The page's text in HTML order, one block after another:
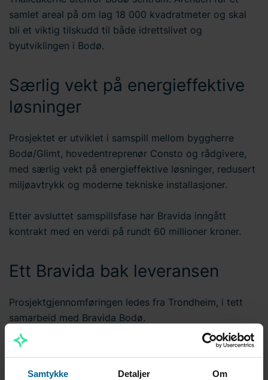
Samtykke Detaljer Om
samlet areal på om lag 18 000 kvadratmeter og skal
bli et viktig tilskudd til både idrettslivet og
byutviklingen i Bodø.
Særlig vekt på energieffektive
løsninger
Prosjektet er utviklet i samspill mellom byggherre
Bodø/Glimt, hovedentreprenør Consto og rådgivere,
med særlig vekt på energieffektive løsninger, redusert
miljøavtrykk og moderne tekniske installasjoner.
Etter avsluttet samspillsfase har Bravida inngått
kontrakt med en verdi på rundt 60 millioner kroner.
Ett Bravida bak leveransen
Prosjektgjennomføringen ledes fra Trondheim, i tett
samarbeid med Bravida Bodø.
Det har tidligere vært gjennomført, og gjennomføres,
flere rørprosjekter i tett samarbeid mellom Trondheim-
og Bodø-avdelingene. Den lokale forankringen